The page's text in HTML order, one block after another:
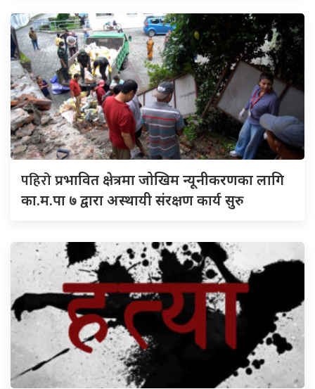
पहिरोप्रभावित क्षेत्रमा जोखिम न्यूनीकरणका लागि
का.म.पा ७ द्वारा अस्थायी संरक्षण कार्य सुरु